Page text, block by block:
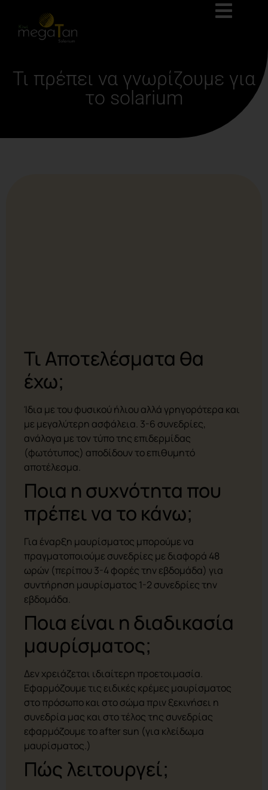
Τι πρέπει να γνωρίζουμε για
το solarium
Τι Αποτελέσματα θα
έχω;
Ίδια με του φυσικού ήλιου αλλά γρηγορότερα και
με μεγαλύτερη ασφάλεια. 3-6 συνεδρίες,
ανάλογα με τον τύπο της επιδερμίδας
(φωτότυπος) αποδίδουν το επιθυμητό
αποτέλεσμα.
Ποια η συχνότητα που
πρέπει να το κάνω;
Για έναρξη μαυρίσματος μπορούμε να
πραγματοποιούμε συνεδρίες με διαφορά 48
ωρών (περίπου 3-4 φορές την εβδομάδα) για
συντήρηση μαυρίσματος 1-2 συνεδρίες την
εβδομάδα.
Ποια είναι η διαδικασία
μαυρίσματος;
Δεν χρειάζεται ιδιαίτερη προετοιμασία.
Εφαρμόζουμε τις ειδικές κρέμες μαυρίσματος
στο πρόσωπο και στο σώμα πριν ξεκινήσει η
συνεδρία μας και στο τέλος της συνεδρίας
εφαρμόζουμε το after sun (για κλείδωμα
μαυρίσματος.)
Πώς λειτουργεί;